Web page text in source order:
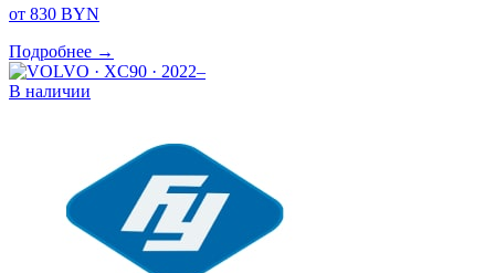
от 830 BYN
Подробнее →
В наличии